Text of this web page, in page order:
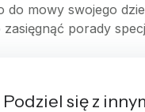
do mowy swojego
porady
Podziel się z